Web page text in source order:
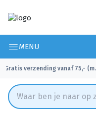
MENU
Gratis verzending vanaf 75,-